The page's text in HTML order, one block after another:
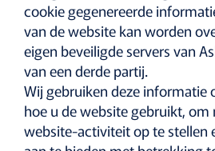
cookie gegenereerde
van de website kan worden
eigen beveiligde servers van
van een derde partij.
Wij gebruiken deze informatie
hoe u de website gebruikt,
website-activiteit op te stellen